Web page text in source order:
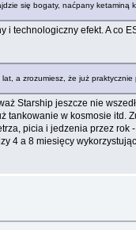
się bogaty, naćpany ketaminą
technologiczny efekt. A co
a zrozumiesz, że już praktycznie
Starship jeszcze nie
w kosmosie
picia i jedzenia przez
4 a 8 miesięcy